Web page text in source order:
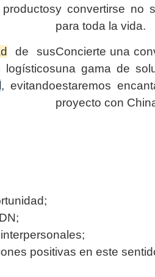
de sus
logísticos
, evitando
y convertirse no
para toda la vida.
Concierte una
una gama de
estaremos
proyecto con
positivas en este